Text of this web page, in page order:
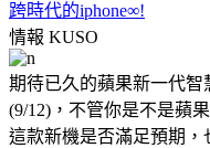
跨時代的iphone∞!
情報 KUSO
期待已久的蘋果新一代智
(9/12)，不管你是不是蘋
這款新機是否滿足預期